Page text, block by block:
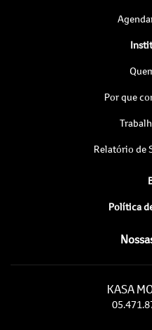
Por que
Relatório de
Política
KASA